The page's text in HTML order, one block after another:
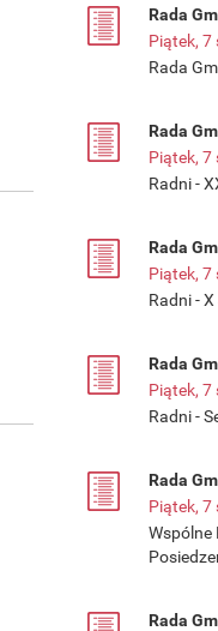
Rada
Piątek, 7
Rada
Rada
Piątek, 7
Radni -
Rada
Piątek, 7
Radni - X
Rada
Piątek, 7
Radni -
Rada
Piątek, 7
Wspólne
Rada